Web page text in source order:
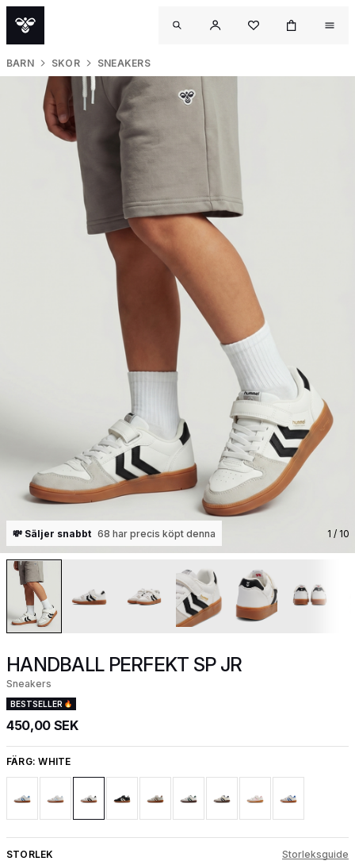
BARN SKOR SNEAKERS
💸 Säljer snabbt 68 har precis köpt denna 1 / 10
HANDBALL PERFEKT SP JR
Sneakers
BESTSELLER
450,00 SEK
FÄRG:WHITE
STORLEK Storleksguide